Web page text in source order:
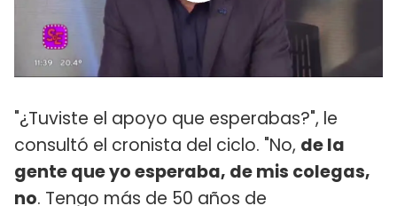
"¿Tuviste el apoyo que esperabas?", le
consultó el cronista del ciclo. "No, de la
gente que yo esperaba, de mis colegas,
no. Tengo más de 50 años de